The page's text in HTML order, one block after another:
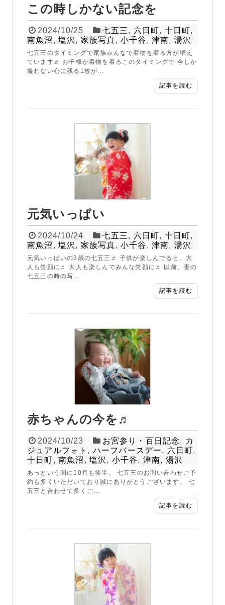
この時しかない記念を
2024/10/25 七五三, 六日町, 十日町,
南魚沼 ,塩沢 , 家族写真,小千谷 ,津南, 湯沢
七五三のタイミングで家族みんなで着物を着る方が増え
ています♬ お子様が着物を着るこのタイミングで 今しか
撮れない心に残る1枚が...
記事を読む
元気いっぱい
2024/10/24 七五三, 六日町, 十日町,
南魚沼 ,塩沢 , 家族写真,小千谷 ,津南, 湯沢
元気いっぱいの3歳の七五三♬ 子供が楽しんでると、大
人も笑顔に♬ 大人も楽しんでみんな笑顔に♬ 以前、妻の
七五三の時の写...
記事を読む
赤ちゃんの今を♬
2024/10/23 お宮参り・百日記念, カ
ジュアルフォト , ハーフバースデー, 六日町,
十日町,南魚沼 ,塩沢 , 小千谷, 津南, 湯沢
あっという間に10月も後半。 七五三のお問い合わせご予
約も多くいただいており誠にありがとうございます。 七
五三と合わせて多くご...
記事を読む